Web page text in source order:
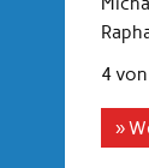
4
»